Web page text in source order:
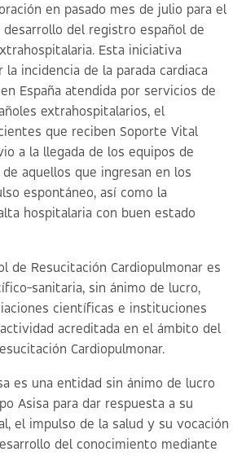
en pasado mes de julio para el
del registro español de
Esta iniciativa
incidencia de la parada cardiaca
España atendida por servicios de
extrahospitalarios, el
que reciben Soporte Vital
a la llegada de los equipos de
aquellos que ingresan en los
espontáneo, así como la
hospitalaria con buen estado
de Resucitación Cardiopulmonar es
sanitaria, sin ánimo de lucro,
científicas e instituciones
acreditada en el ámbito del
Cardiopulmonar.
es una entidad sin ánimo de lucro
Asisa para dar respuesta a su
el impulso de la salud y su vocación
del conocimiento mediante